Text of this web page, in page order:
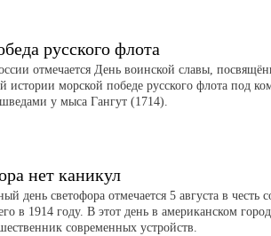
русского флота
отмечается День воинской славы,
истории морской победе русского флота под
у мыса Гангут (1714).
нет каникул
день светофора отмечается 5 августа в честь
в 1914 году. В этот день в американском
современных устройств.